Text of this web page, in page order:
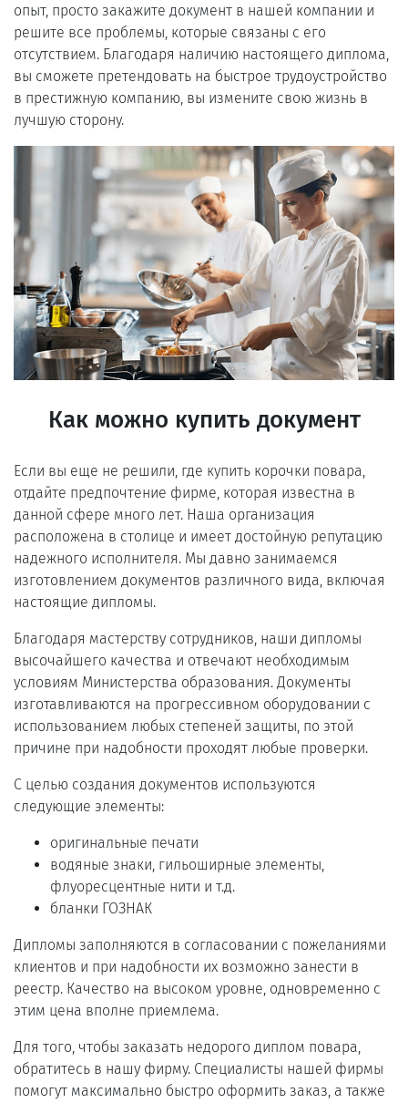
опыт, просто закажите документ в нашей компании и
решите все проблемы, которые связаны с его
отсутствием. Благодаря наличию настоящего диплома,
вы сможете претендовать на быстрое трудоустройство
в престижную компанию, вы измените свою жизнь в
лучшую сторону.
Как можно купить документ
Если вы еще не решили, где купить корочки повара,
отдайте предпочтение фирме, которая известна в
данной сфере много лет. Наша организация
расположена в столице и имеет достойную репутацию
надежного исполнителя. Мы давно занимаемся
изготовлением документов различного вида, включая
настоящие дипломы.
Благодаря мастерству сотрудников, наши дипломы
высочайшего качества и отвечают необходимым
условиям Министерства образования. Документы
изготавливаются на прогрессивном оборудовании с
использованием любых степеней защиты, по этой
причине при надобности проходят любые проверки.
С целью создания документов используются
следующие элементы:
оригинальные печати
водяные знаки, гильоширные элементы,
флуоресцентные нити и т.д.
бланки ГОЗНАК
Дипломы заполняются в согласовании с пожеланиями
клиентов и при надобности их возможно занести в
реестр. Качество на высоком уровне, одновременно с
этим цена вполне приемлема.
Для того, чтобы заказать недорого диплом повара,
обратитесь в нашу фирму. Специалисты нашей фирмы
помогут максимально быстро оформить заказ, а также